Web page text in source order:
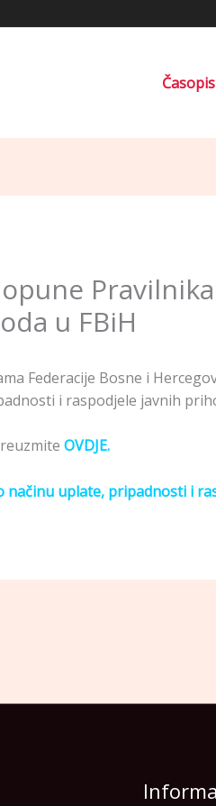
u FBiH
Federacije Bosne i
i raspodjele javnih
OVDJE.
načinu uplate, pripadnosti i